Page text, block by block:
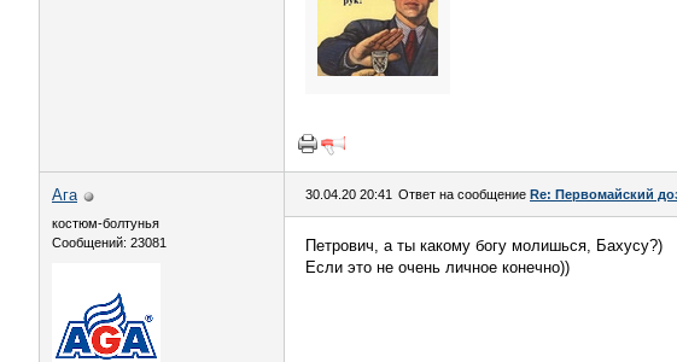
Ага
костюм-болтунья
Сообщений: 23081
30.04.20 20:41 Ответ на сообщение Re: Первомайский
Петрович, а ты какому богу молишься, Бахусу?)
Если это не очень личное конечно))